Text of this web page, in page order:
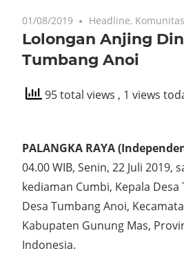
01/08/2019 One comment
Headline, Komunitas
Lolongan Anjing
Tumbang Anoi
95 total views , 1 views
PALANGKA RAYA
04.00 WIB, Senin, 22 Juli 2019,
kediaman Cumbi, Kepala Desa
Desa Tumbang Anoi,
Kabupaten Gunung Mas,
Indonesia.